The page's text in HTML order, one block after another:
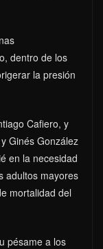
dentro de los
la presión
Cafiero, y
Ginés González
en la necesidad
adultos mayores
mortalidad del
pésame a los